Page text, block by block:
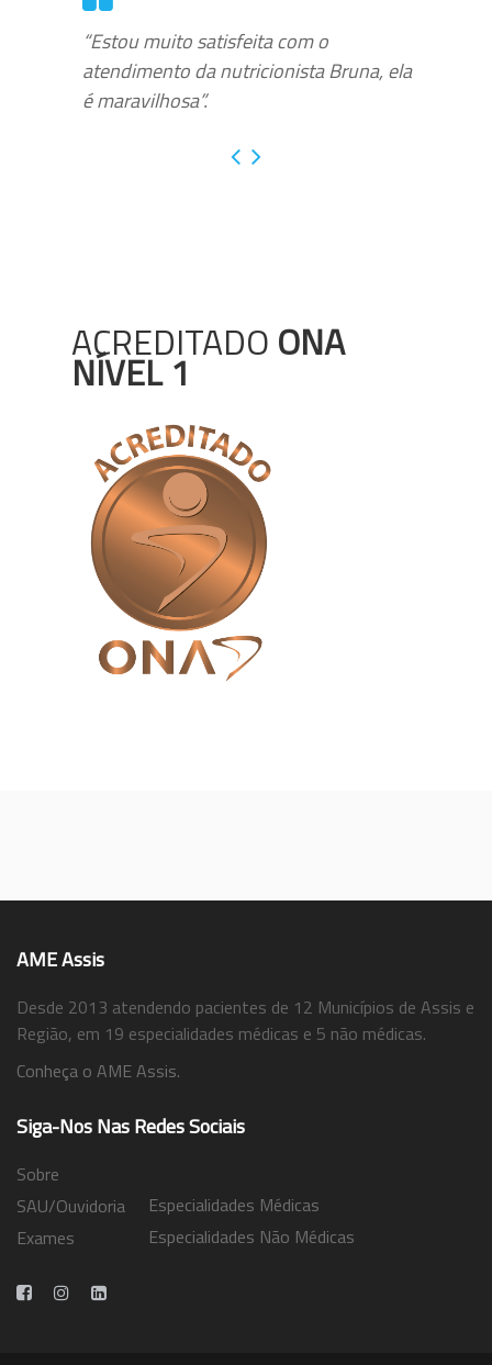
“Estou muito satisfeita com o
atendimento da nutricionista Bruna, ela
é maravilhosa”.
ACREDITADO ONA
NÍVEL 1
AME Assis
Desde 2013 atendendo pacientes de 12 Municípios de Assis e
Região, em 19 especialidades médicas e 5 não médicas.
Conheça o AME Assis.
Siga-Nos Nas Redes Sociais
Sobre
SAU/Ouvidoria
Exames
Especialidades Médicas
Especialidades Não Médicas